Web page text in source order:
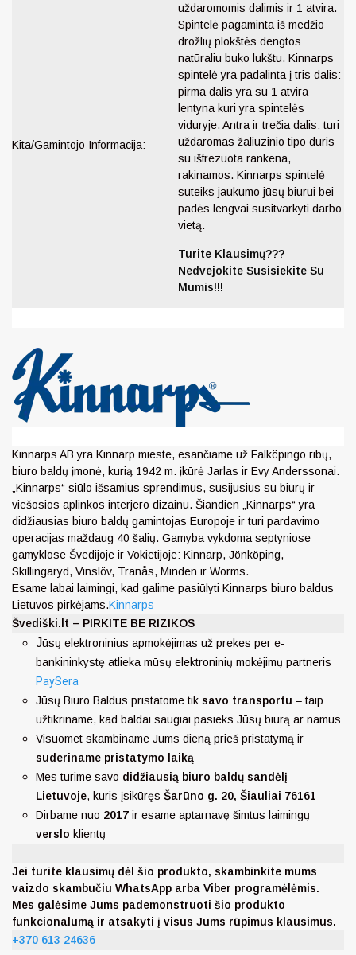
Kita/Gamintojo Informacija:
uždaromomis dalimis ir 1 atvira.
Spintelė pagaminta iš medžio
drožlių plokštės dengtos
natūraliu buko lukštu. Kinnarps
spintelė yra padalinta į tris dalis:
pirma dalis yra su 1 atvira
lentyna kuri yra spintelės
viduryje. Antra ir trečia dalis: turi
uždaromas žaliuzinio tipo duris
su išfrezuota rankena,
rakinamos. Kinnarps spintelė
suteiks jaukumo jūsų biurui bei
padės lengvai susitvarkyti darbo
vietą.
Turite Klausimų???
Nedvejokite Susisiekite Su
Mumis!!!
Kinnarps AB yra Kinnarp mieste, esančiame už Falköpingo ribų,
biuro baldų įmonė, kurią 1942 m. įkūrė Jarlas ir Evy Anderssonai.
„Kinnarps“ siūlo išsamius sprendimus, susijusius su biurų ir
viešosios aplinkos interjero dizainu. Šiandien „Kinnarps“ yra
didžiausias biuro baldų gamintojas Europoje ir turi pardavimo
operacijas maždaug 40 šalių. Gamyba vykdoma septyniose
gamyklose Švedijoje ir Vokietijoje: Kinnarp, Jönköping,
Skillingaryd, Vinslöv, Tranås, Minden ir Worms.
Esame labai laimingi, kad galime pasiūlyti Kinnarps biuro baldus
Lietuvos pirkėjams.Kinnarps
Švediški.lt – PIRKITE BE RIZIKOS
Jūsų elektroninius apmokėjimas už prekes per e-
bankininkystę atlieka mūsų elektroninių mokėjimų partneris
PaySera
Jūsų Biuro Baldus pristatome tik savo transportu – taip
užtikriname, kad baldai saugiai pasieks Jūsų biurą ar namus
Visuomet skambiname Jums dieną prieš pristatymą ir
suderiname pristatymo laiką
Mes turime savo didžiausią biuro baldų sandėlį
Lietuvoje, kuris įsikūręs Šarūno g. 20, Šiauliai 76161
Dirbame nuo 2017 ir esame aptarnavę šimtus laimingų
verslo klientų
Jei turite klausimų dėl šio produkto, skambinkite mums
vaizdo skambučiu WhatsApp arba Viber programėlėmis.
Mes galėsime Jums pademonstruoti šio produkto
funkcionalumą ir atsakyti į visus Jums rūpimus klausimus.
+370 613 24636